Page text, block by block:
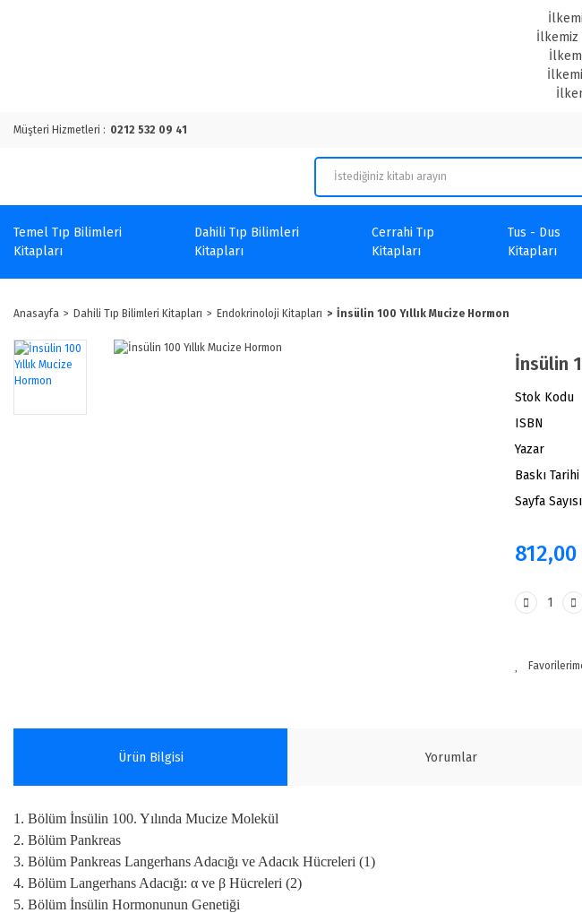
İlkemiz
Müşteri Hizmetleri : 0212 532 09 41
Temel Tıp Bilimleri
Kitapları
Dahili Tıp Bilimleri
Kitapları
Cerrahi Tıp
Kitapları
Tus - Dus
Kitapları
Anasayfa Dahili Tıp Bilimleri Kitapları Endokrinoloji Kitapları İnsülin 100 Yıllık Mucize Hormon
İnsülin
Stok Kodu
ISBN
Yazar
Baskı Tarihi
Sayfa Sayısı
812,00
Ürün Bilgisi Yorumlar
1. Bölüm İnsülin 100. Yılında Mucize Molekül
2. Bölüm Pankreas
3. Bölüm Pankreas Langerhans Adacığı ve Adacık Hücreleri (1)
4. Bölüm Langerhans Adacığı: α ve β Hücreleri (2)
5. Bölüm İnsülin Hormonunun Genetiği